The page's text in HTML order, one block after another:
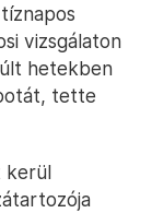
vizsgálaton
hetekben
tette
kerül